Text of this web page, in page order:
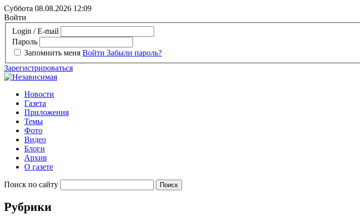
Суббота 08.08.2026 12:09
Войти
Login / E-mail
Пароль
Запомнить меня Войти Забыли пароль?
Зарегистрироваться
Новости
Газета
Приложения
Темы
Фото
Видео
Блоги
Архив
О газете
Поиск по сайту
Рубрики